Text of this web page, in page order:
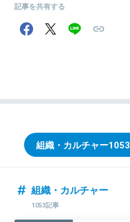
記事を共有する
組織・カルチャー1053
組織・カルチャー
1053記事